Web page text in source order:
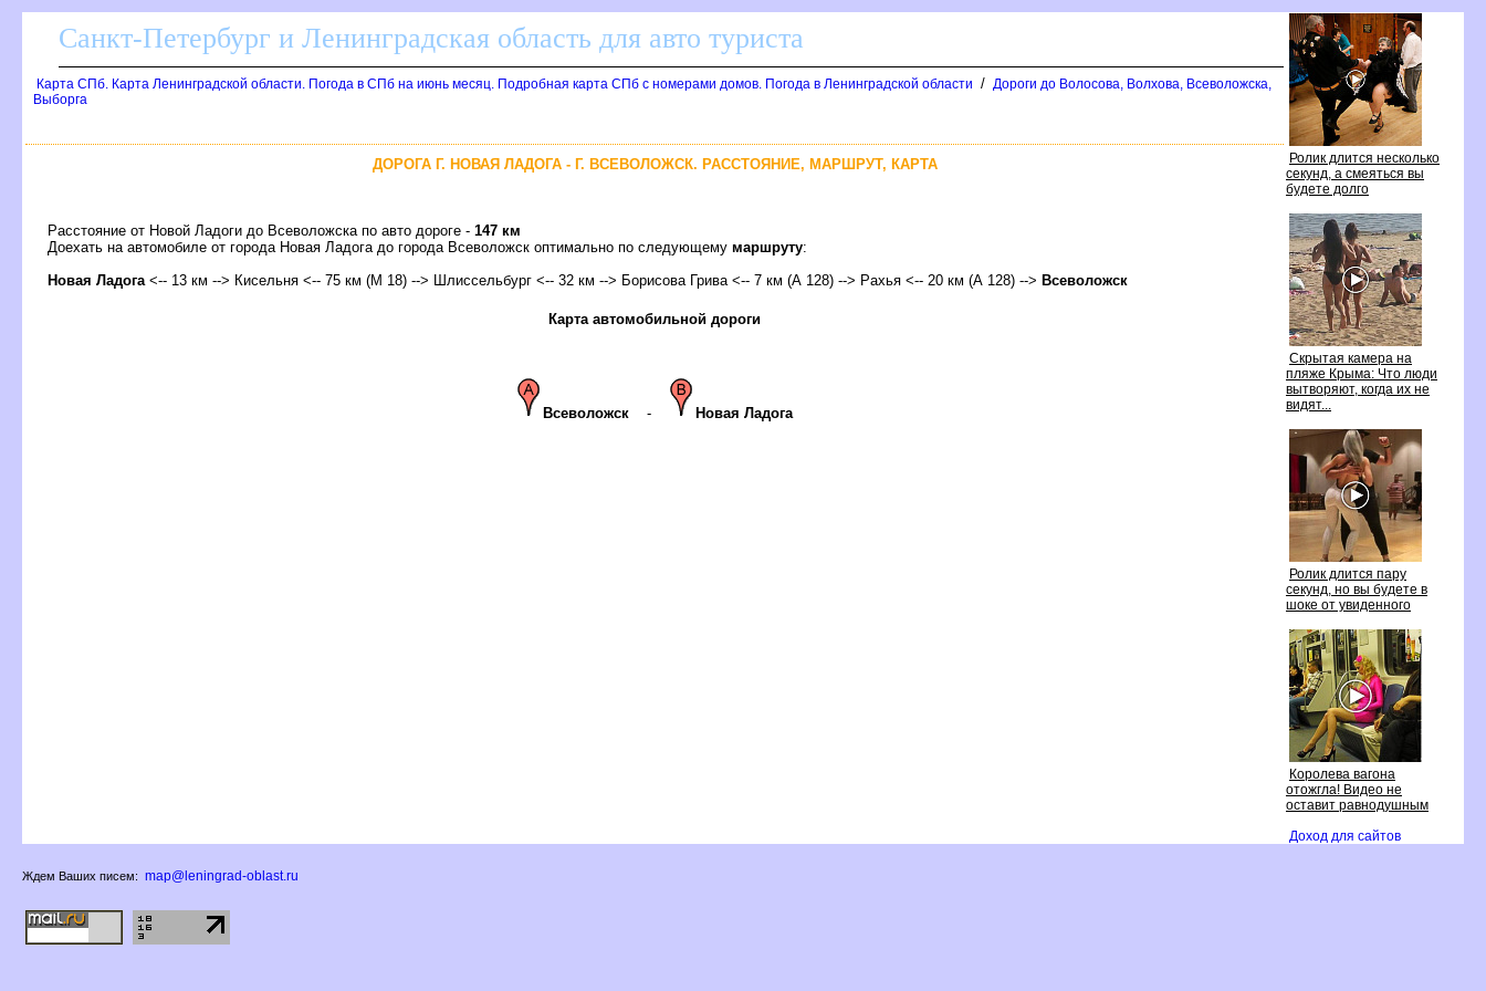
Ролик длится несколько
секунд, а смеяться вы
удете долго
Скрытая камера на
пляже Крыма: Что люди
ытворяют, когда их не
идят...
Ролик длится пару
секунд, но вы будете
шоке от увиденного
Королева вагона
отожгла! Видео не
оставит равнодушным
Доход для сайто
Санкт-Петербург и Ленинградская область для авто туриста
Карта СПб. Карта Ленинградской области. Погода в СПб на июнь месяц. Подробная карта СПб с номерами домов. Погода в Ленинградской области / Дороги до Волосова, Волхова, Всеволожска,
ыборга
ДОРОГА Г. НОВАЯ ЛАДОГА - Г. ВСЕВОЛОЖСК. РАССТОЯНИЕ, МАРШРУТ, КАРТА
Расстояние от Новой Ладоги до Всеволожска по авто дороге - 147 км
Доехать на автомобиле от города Новая Ладога до города Всеволожск оптимально по следующему маршруту:
Новая Ладога <-- 13 км --> Кисельня <-- 75 км (М 18) --> Шлиссельбург <-- 32 км --> Борисова Грива <-- 7 км (А 128) --> Рахья <-- 20 км (А 128) --> севоложск
Карта автомобильной дороги
севоложск - Новая Ладога
Ждем Ваших писем: map@leningrad-oblast.ru